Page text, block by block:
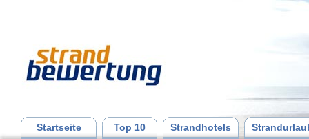
Startseite Top 10 Strandhotels